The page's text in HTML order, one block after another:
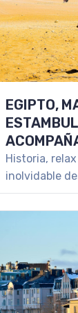
EGIPTO,
Historia,
inolvidable